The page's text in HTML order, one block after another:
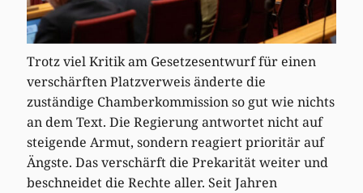
Trotz viel Kritik am Gesetzesentwurf für einen
verschärften Platzverweis änderte die
zuständige Chamberkommission so gut wie nichts
an dem Text. Die Regierung antwortet nicht auf
steigende Armut, sondern reagiert prioritär auf
Ängste. Das verschärft die Prekarität weiter und
beschneidet die Rechte aller. Seit Jahren